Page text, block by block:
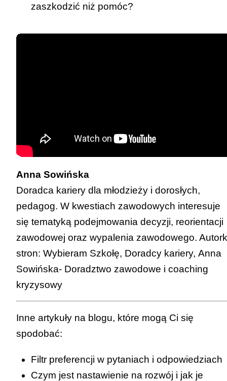
zaszkodzić niż pomóc?
Anna Sowińska
Doradca kariery dla młodzieży i dorosłych,
pedagog. W kwestiach zawodowych interesuje
się tematyką podejmowania decyzji, reorientacji
zawodowej oraz wypalenia zawodowego.
stron: Wybieram Szkołę, Doradcy kariery, Anna
Sowińska- Doradztwo zawodowe i coaching
kryzysowy
Inne artykuły na blogu, które mogą Ci się
spodobać:
Filtr preferencji w pytaniach i odpowiedziach
Czym jest nastawienie na rozwój i jak je